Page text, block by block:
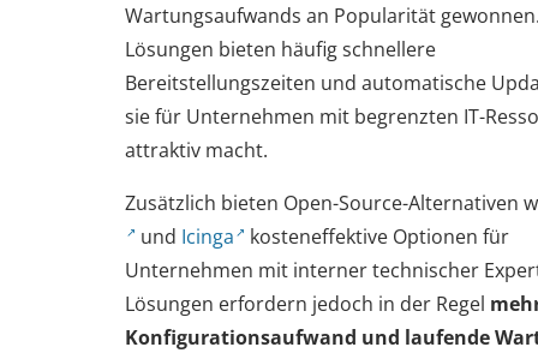
Wartungsaufwands an Popularität
Lösungen bieten häufig schnellere
Bereitstellungszeiten und automatische
sie für Unternehmen mit begrenzten IT-
attraktiv macht.
Zusätzlich bieten Open-Source-Alternativen
und Icinga
kosteneffektive Optionen für
Unternehmen mit interner technischer
Lösungen erfordern jedoch in der Regel
Konfigurationsaufwand und laufende